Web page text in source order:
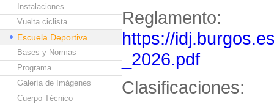
Instalaciones
Vuelta ciclista
Escuela Deportiva
Bases y Normas
Programa
Galería de Imágenes
Cuerpo Técnico
Reglamento:
https://
_2026.pdf
Clasificaciones: